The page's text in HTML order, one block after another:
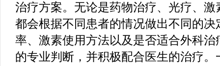
治疗方案。无论是药物治疗、光疗、
都会根据不同患者的情况做出不同的
率、激素使用方法以及是否适合外科
的专业判断，并积极配合医生的治疗